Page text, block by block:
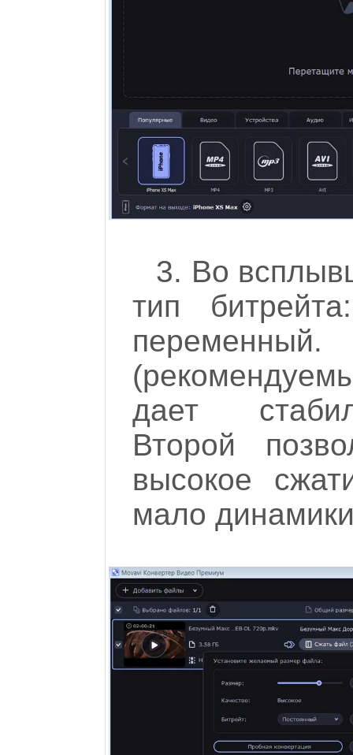
3. Во
тип
дает
Второй
высокое
мало